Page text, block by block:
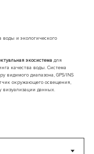
воды и экологического
экосистема для
качества воды. Система
видимого диапазона, GPS/INS
окружающего освещения,
визуализации данных.